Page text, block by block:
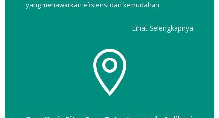
yang menawarkan efisiensi dan kemudahan.
Lihat Selengkapnya
